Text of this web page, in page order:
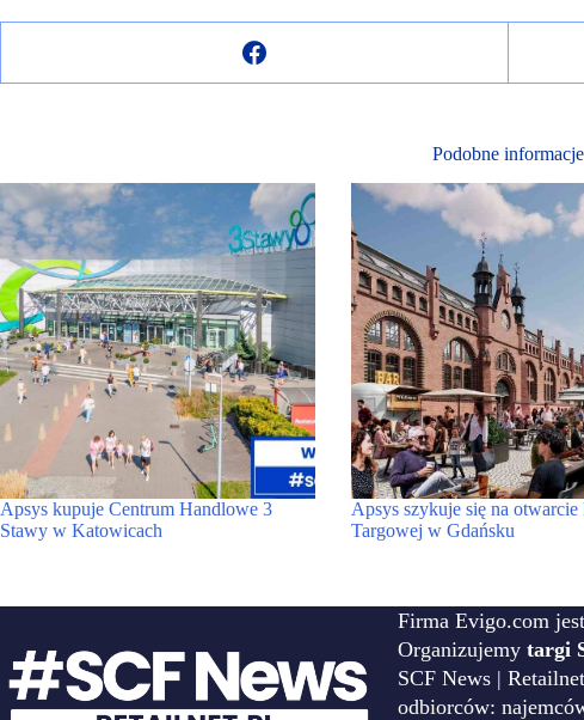
Podobne informacje
Apsys kupuje Centrum Handlowe 3
Stawy w Katowicach
Apsys szykuje się na otwarcie
Targowej w Gdańsku
Firma Evigo.com
Organizujemy targi
SCF News |
odbiorców: